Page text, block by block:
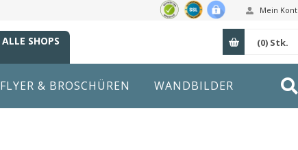
Mein
ALLE SHOPS (0) Stk.
FLYER & BROSCHÜREN WANDBILDER